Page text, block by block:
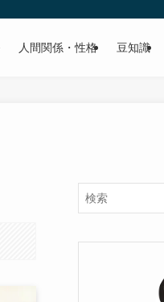
人間関係・性格 豆知識